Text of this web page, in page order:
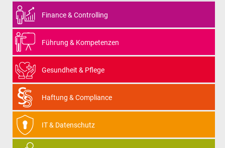
Finance & Controlling
Führung & Kompetenzen
Gesundheit & Pflege
Haftung & Compliance
IT & Datenschutz